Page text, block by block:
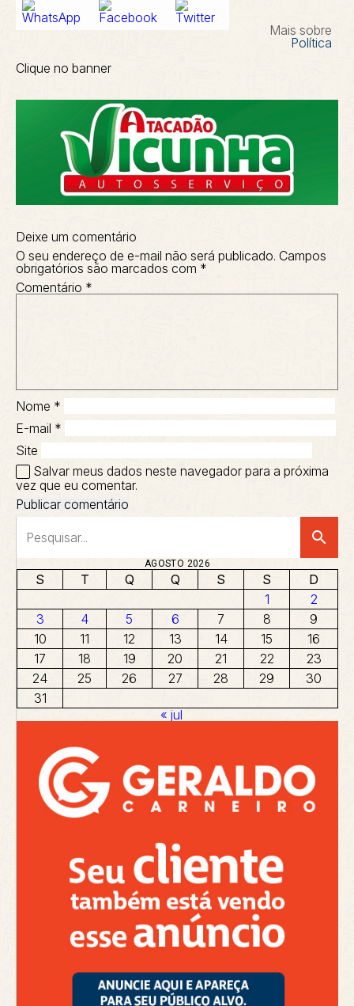
Mais sobre
Política
Clique no banner
Deixe um comentário
O seu endereço de e-mail não será publicado. Campos
obrigatórios são marcados com *
Comentário *
Nome *
E-mail *
Site
Salvar meus dados neste navegador para a próxima
vez que eu comentar.
search
AGOSTO 2026
S T Q Q S S
D
1
2
3
4 5 6 7 8
9
10
11 12 13 14 15
16
17
18 19 20 21 22
23
24
25 26 27 28 29
30
31
« jul